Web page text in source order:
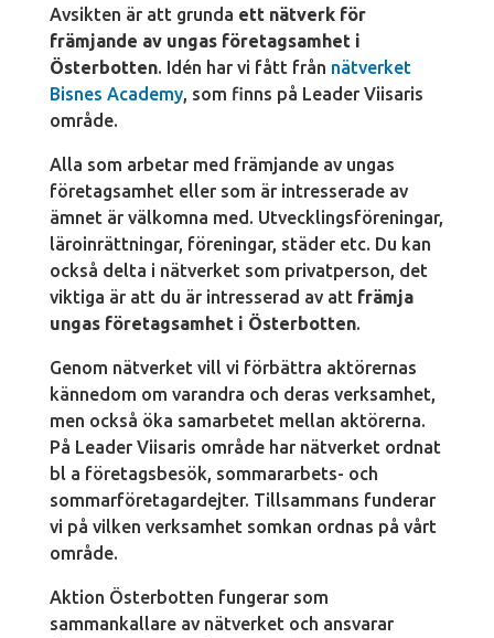
Avsikten är att grunda ett nätverk för
främjande av ungas företagsamhet i
Österbotten. Idén har vi fått från nätverket
Bisnes Academy, som finns på Leader Viisaris
område.
Alla som arbetar med främjande av ungas
företagsamhet eller som är intresserade av
ämnet är välkomna med. Utvecklingsföreningar,
läroinrättningar, föreningar, städer etc. Du kan
också delta i nätverket som privatperson, det
viktiga är att du är intresserad av att främja
ungas företagsamhet i Österbotten.
Genom nätverket vill vi förbättra aktörernas
kännedom om varandra och deras verksamhet,
men också öka samarbetet mellan aktörerna.
På Leader Viisaris område har nätverket ordnat
bl a företagsbesök, sommararbets- och
sommarföretagardejter. Tillsammans funderar
vi på vilken verksamhet somkan ordnas på vårt
område.
Aktion Österbotten fungerar som
sammankallare av nätverket och ansvarar